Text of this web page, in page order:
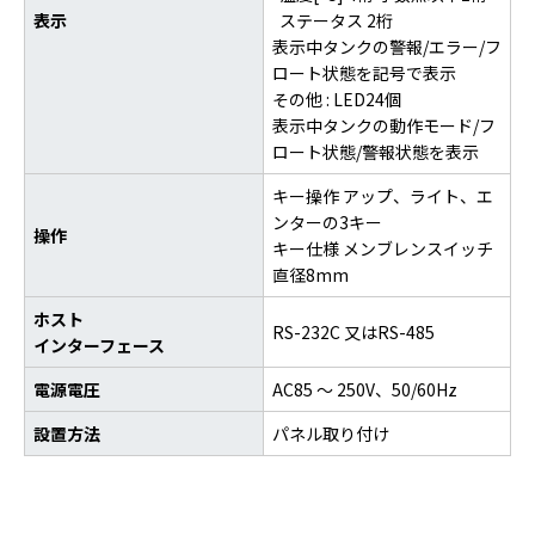
表示
ステータス 2桁
表示中タンクの警報/エラー/フ
ロート状態を記号で表示
その他 : LED24個
表示中タンクの動作モード/フ
ロート状態/警報状態を表示
操作
キー操作 アップ、ライト、エ
ンターの3キー
キー仕様 メンブレンスイッチ
直径8mm
ホスト
インターフェース
RS-232C 又はRS-485
電源電圧
AC85 ～ 250V、50/60Hz
設置方法
パネル取り付け